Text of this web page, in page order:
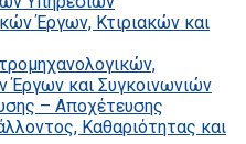
Έργων, Κτιριακών και
Έργων και Συγκοινωνιών
– Αποχέτευσης
Καθαριότητας και